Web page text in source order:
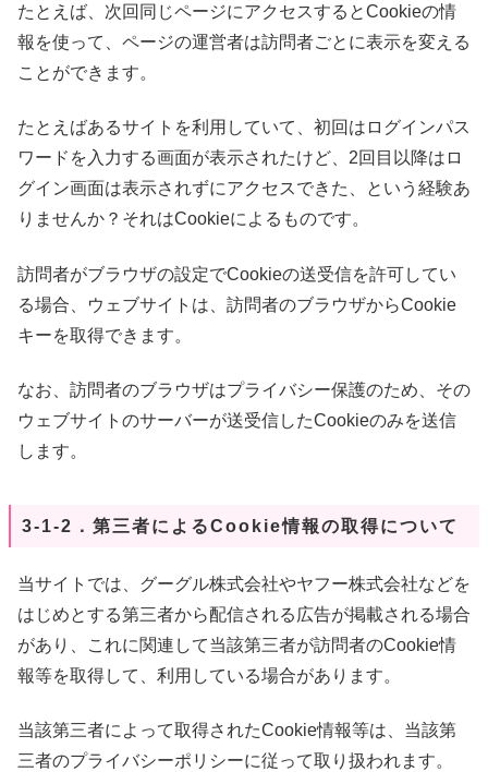
たとえば、次回同じページにアクセスするとCookieの情
報を使って、ページの運営者は訪問者ごとに表示を変える
ことができます。
たとえばあるサイトを利用していて、初回はログインパス
ワードを入力する画面が表示されたけど、2回目以降はロ
グイン画面は表示されずにアクセスできた、という経験あ
りませんか？それはCookieによるものです。
訪問者がブラウザの設定でCookieの送受信を許可してい
る場合、ウェブサイトは、訪問者のブラウザからCookie
キーを取得できます。
なお、訪問者のブラウザはプライバシー保護のため、その
ウェブサイトのサーバーが送受信したCookieのみを送信
します。
3-1-2．第三者によるCookie情報の取得について
当サイトでは、グーグル株式会社やヤフー株式会社などを
はじめとする第三者から配信される広告が掲載される場合
があり、これに関連して当該第三者が訪問者のCookie情
報等を取得して、利用している場合があります。
当該第三者によって取得されたCookie情報等は、当該第
三者のプライバシーポリシーに従って取り扱われます。